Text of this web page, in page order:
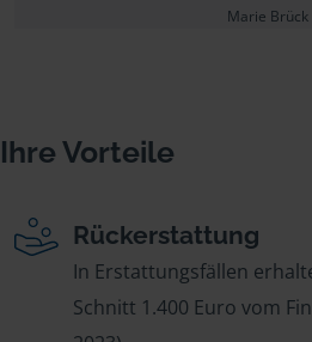
Marie Brück
Ihre Vorteile
Rückerstattung
In Erstattungsfällen
Schnitt 1.400 Euro vom